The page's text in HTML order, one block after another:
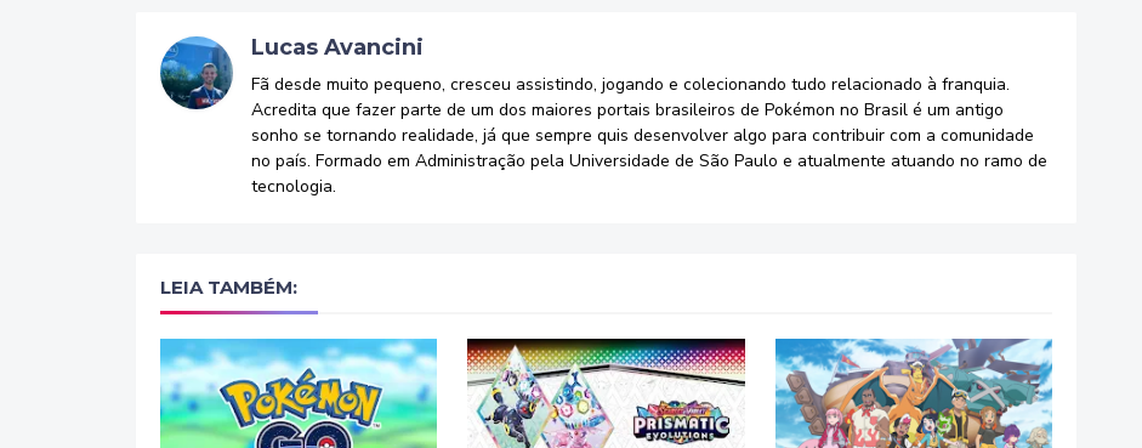
Lucas Avancini
Fã desde muito pequeno, cresceu assistindo, jogando e colecionando tudo relacionado à franquia.
Acredita que fazer parte de um dos maiores portais brasileiros de Pokémon no Brasil é um antigo
sonho se tornando realidade, já que sempre quis desenvolver algo para contribuir com a comunidade
no país. Formado em Administração pela Universidade de São Paulo e atualmente atuando no ramo de
tecnologia.
LEIA TAMBÉM: